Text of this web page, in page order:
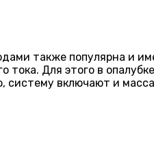
также популярна и
тока. Для этого в
включают и